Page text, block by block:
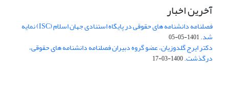
آخرین اخبار
فصلنامه دانشنامه های حقوقی در پایگاه استنادی جهان اسلام (ISC) نمایه
شد.1401-05-05
دکتر ایرج گلدوزیان، عضو گروه دبیران فصلنامه دانشنامه های حقوقی،
درگذشت.1400-03-17